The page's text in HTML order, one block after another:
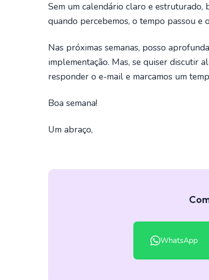
Sem um calendário claro e estruturado,
quando percebemos, o tempo passou e
Nas próximas semanas, posso
implementação. Mas, se quiser discutir
responder o e-mail e marcamos um
Boa semana!
Um abraço,
WhatsApp